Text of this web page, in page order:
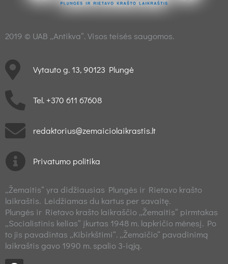
2019 © UAB „Antikva“. Visos teisės saugomos.
Vytauto g. 13, 90123 Plungė
Tel. +370 611 67608
redaktorius@zemaiciolaikrastis.lt
Privatumo politika
„Žemaitis“ yra didžiausias Plungės ir Rietavo krašto
laikraštis. Leidžiamas du kartus per savaitę.
Plungės ir Rietavo krašto laikraščio „Žemaitis“ pirmtakas
„Socialistinis kelias“ įkurtas 1948 m. lapkričio mėnesį. Po
to jis pavadintas „Kibirkštimi“. „Žemaičio“ pavadinimą
laikraštis gavo 1990 m. spalio 3-iąją.